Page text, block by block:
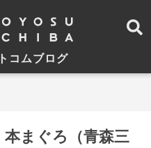
コムブログ
まぐろ（青森三